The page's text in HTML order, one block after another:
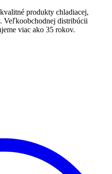
produkty chladiacej,
Veľkoobchodnej distribúcii
viac ako 35 rokov.